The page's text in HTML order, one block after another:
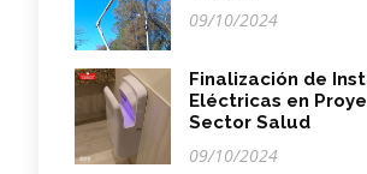
09/10/2024
Finalización de
Eléctricas en
Sector Salud
09/10/2024